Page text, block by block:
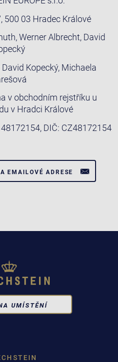
500 03 Hradec Králové
Werner Albrecht, David
Kopecký, Michaela
v obchodním rejstříku u
v Hradci Králové
DIČ: CZ48172154
EMAILOVÉ ADRESE
UMÍSTĚNÍ